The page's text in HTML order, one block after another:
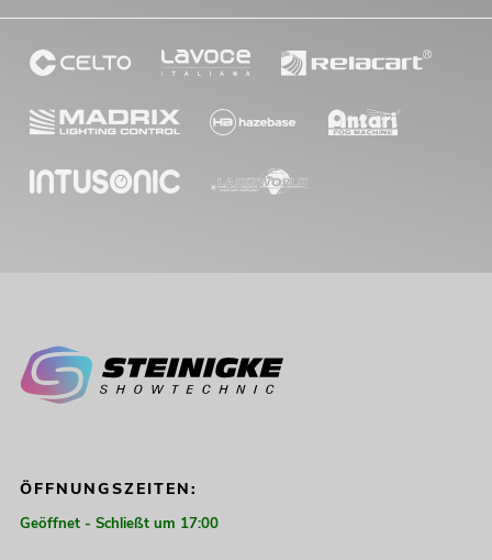
ÖFFNUNGSZEITEN:
Geöffnet - Schließt um 17:00